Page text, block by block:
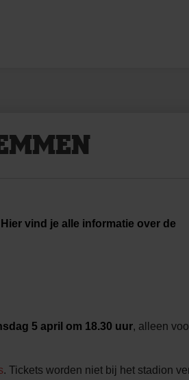
vind je alle informatie over de
5 april om 18.30 uur, alleen
. Tickets worden niet bij het stadion